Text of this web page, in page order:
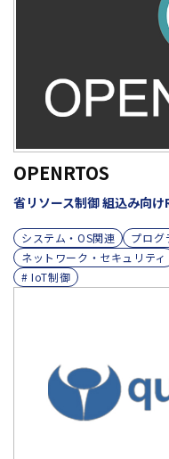
OPENRTOS
省リソース制御 組込み向
システム・OS関連
プログ
ネットワーク・セキュリティ
# IoT制御